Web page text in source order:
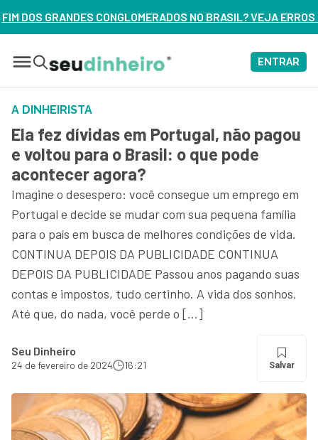
NO BRASIL? VEJA ERROS DE 3 DELES – ASSISTA AGORA
ENTRAR
A DINHEIRISTA
Ela fez dívidas em Portugal, não pagou
e voltou para o Brasil: o que pode
acontecer agora?
Imagine o desespero: você consegue um emprego em
Portugal e decide se mudar com sua pequena família
para o país em busca de melhores condições de vida.
CONTINUA DEPOIS DA PUBLICIDADE CONTINUA
DEPOIS DA PUBLICIDADE Passou anos pagando suas
contas e impostos, tudo certinho. A vida dos sonhos.
Até que, do nada, você perde o […]
Seu Dinheiro
24 de fevereiro de 2024 16:21 Salvar